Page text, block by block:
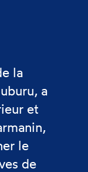
la
a
et
le
de